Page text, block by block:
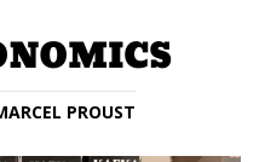
PROUST